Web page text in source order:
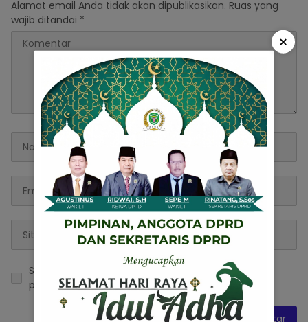
Alamat email Anda tidak akan dipublikasikan. Ruas yang
wajib ditandai *
Simpan nama, email, dan situs web saya pada
peramban ini untuk komentar saya berikutnya.
×